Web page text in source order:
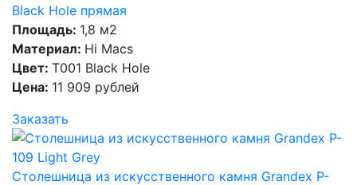
Black Hole прямая
Площадь: 1,8 м2
Материал: Hi Macs
Цвет: T001 Black Hole
Цена: 11 909 рублей
Заказать
Столешница из искусственного камня Grandex P-